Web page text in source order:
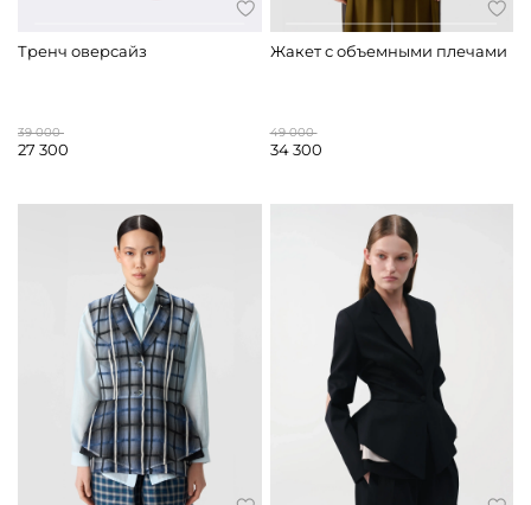
Тренч оверсайз
39 000
27 300
Жакет с объемными плечами
49 000
34 300